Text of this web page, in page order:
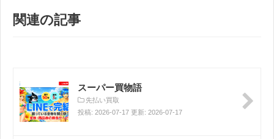
関連の記事
スーパー買物語
先払い買取
投稿: 2026-07-17 更新: 2026-07-17